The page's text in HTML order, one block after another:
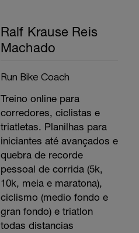
Ralf Krause Reis
Machado
Run Bike Coach
Treino online para
corredores, ciclistas e
triatletas. Planilhas para
iniciantes até avançados e
quebra de recorde
pessoal de corrida (5k,
10k, meia e maratona),
ciclismo (medio fondo e
gran fondo) e triatlon
todas distancias